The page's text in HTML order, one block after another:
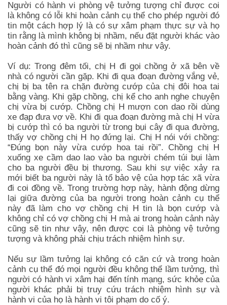
Người có hành vi phòng vệ tưởng tượng chỉ được coi
là không có lỗi khi hoàn cảnh cụ thể cho phép người đó
tin một cách hợp lý là có sự xâm phạm thực sự và họ
tin rằng là mình không bị nhầm, nếu đặt người khác vào
hoàn cảnh đó thì cũng sẽ bị nhầm như vậy.
Ví dụ: Trong đêm tối, chị H đi gọi chồng ở xã bên về
nhà có người cần gặp. Khi đi qua đoạn đường vắng vẻ,
chị bị ba tên ra chặn đường cướp của chị đôi hoa tai
bằng vàng. Khi gặp chồng, chị kể cho anh nghe chuyện
chị vừa bị cướp. Chồng chị H mượn con dao rồi dùng
xe đạp đưa vợ về. Khi đi qua đoạn đường mà chị H vừa
bị cướp thì có ba người từ trong bụi cây đi qua đường,
thấy vợ chồng chị H họ đứng lại. Chị H nói với chồng:
“Đúng bọn này vừa cướp hoa tai rồi”. Chồng chị H
xuống xe cầm dao lao vào ba người chém túi bụi làm
cho ba người đều bị thương. Sau khi sự việc xảy ra
mới biết ba người này là tổ bảo vệ của hợp tác xã vừa
đi coi đồng về. Trong trường hợp này, hành động dừng
lại giữa đường của ba người trong hoàn cảnh cụ thể
này đã làm cho vợ chồng chị H tin là bọn cướp và
không chỉ có vợ chồng chị H mà ai trong hoàn cảnh này
cũng sẽ tin như vậy, nên được coi là phòng vệ tưởng
tượng và không phải chịu trách nhiệm hình sự.
Nếu sự lầm tưởng lại không có căn cứ và trong hoàn
cảnh cụ thể đó mọi người đều không thể lầm tưởng, thì
người có hành vi xâm hại đến tính mạng, sức khỏe của
người khác phải bị truy cứu trách nhiệm hình sự và
hành vi của họ là hành vi tôi phạm do cố ý.